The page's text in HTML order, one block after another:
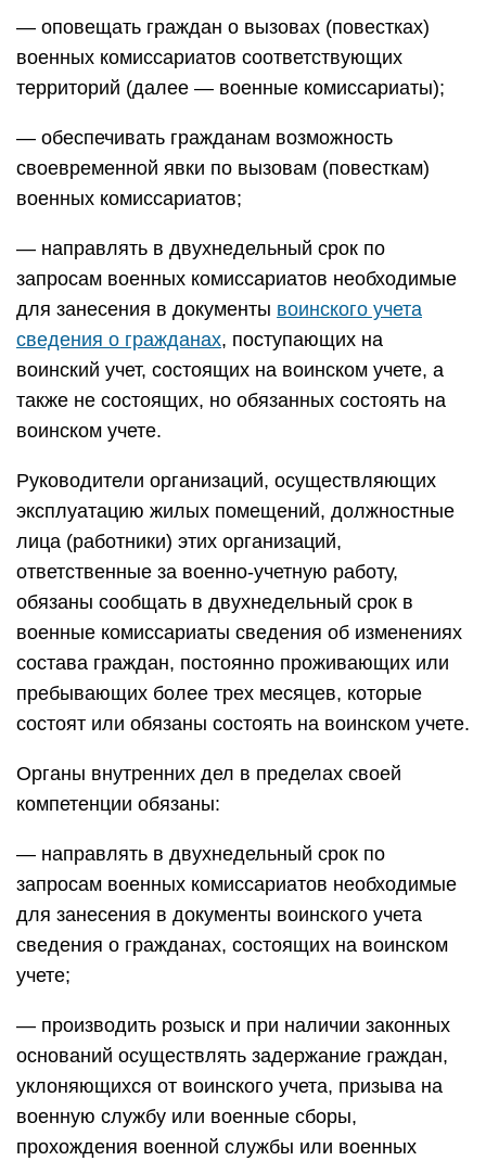
— оповещать граждан о вызовах (повестках)
военных комиссариатов соответствующих
территорий (далее — военные комиссариаты);
— обеспечивать гражданам возможность
своевременной явки по вызовам (повесткам)
военных комиссариатов;
— направлять в двухнедельный срок по
запросам военных комиссариатов необходимые
для занесения в документы воинского учета
сведения о гражданах, поступающих на
воинский учет, состоящих на воинском учете, а
также не состоящих, но обязанных состоять на
воинском учете.
Руководители организаций, осуществляющих
эксплуатацию жилых помещений, должностные
лица (работники) этих организаций,
ответственные за военно-учетную работу,
обязаны сообщать в двухнедельный срок в
военные комиссариаты сведения об изменениях
состава граждан, постоянно проживающих или
пребывающих более трех месяцев, которые
состоят или обязаны состоять на воинском учете.
Органы внутренних дел в пределах своей
компетенции обязаны:
— направлять в двухнедельный срок по
запросам военных комиссариатов необходимые
для занесения в документы воинского учета
сведения о гражданах, состоящих на воинском
учете;
— производить розыск и при наличии законных
оснований осуществлять задержание граждан,
уклоняющихся от воинского учета, призыва на
военную службу или военные сборы,
прохождения военной службы или военных